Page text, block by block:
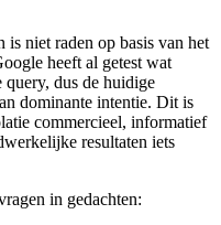
is niet raden op basis van het
heeft al getest wat
query, dus de huidige
dominante intentie. Dit is
commercieel, informatief
resultaten iets
in gedachten: